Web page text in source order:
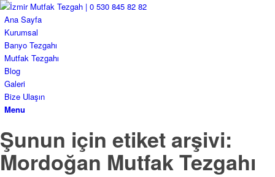
Ana Sayfa
Kurumsal
Banyo Tezgahı
Mutfak Tezgahı
Blog
Galeri
Bize Ulaşın
Menu
Şunun için etiket arşivi:
Mordoğan Mutfak Tezgahı